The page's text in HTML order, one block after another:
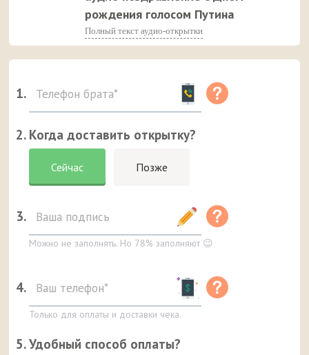
рождения голосом Путина
Полный текст аудио-открытки
1.
2. Когда доставить открытку?
Сейчас Позже
3.
Можно не заполнять. Но 78% заполняют 😉
4.
Только для оплаты и доставки чека.
5. Удобный способ оплаты?